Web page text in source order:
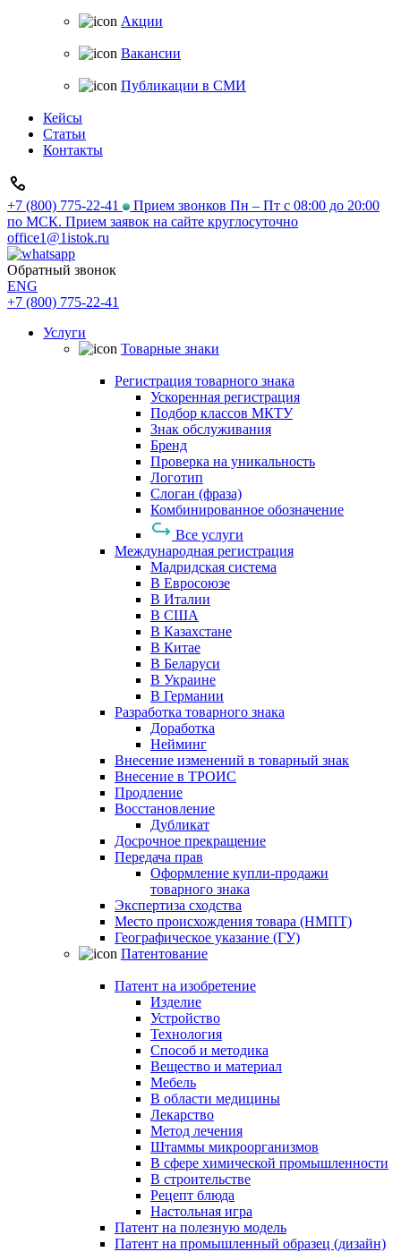
Акции
Вакансии
Публикации в СМИ
Кейсы
Статьи
Контакты
+7 (800) 775-22-41
Прием звонков Пн – Пт с 08:00 до 20:00
по МСК. Прием заявок на сайте круглосуточно
office1@1istok.ru
Обратный звонок
ENG
+7 (800) 775-22-41
Услуги
Товарные знаки
Регистрация товарного знака
Ускоренная регистрация
Подбор классов МКТУ
Знак обслуживания
Бренд
Проверка на уникальность
Логотип
Слоган (фраза)
Комбинированное обозначение
Все услуги
Международная регистрация
Мадридская система
В Евросоюзе
В Италии
В США
В Казахстане
В Китае
В Беларуси
В Украине
В Германии
Разработка товарного знака
Доработка
Нейминг
Внесение изменений в товарный знак
Внесение в ТРОИС
Продление
Восстановление
Дубликат
Досрочное прекращение
Передача прав
Оформление купли-продажи
товарного знака
Экспертиза сходства
Место происхождения товара (НМПТ)
Географическое указание (ГУ)
Патентование
Патент на изобретение
Изделие
Устройство
Технология
Способ и методика
Вещество и материал
Мебель
В области медицины
Лекарство
Метод лечения
Штаммы микроорганизмов
В сфере химической промышленности
В строительстве
Рецепт блюда
Настольная игра
Патент на полезную модель
Патент на промышленный образец (дизайн)